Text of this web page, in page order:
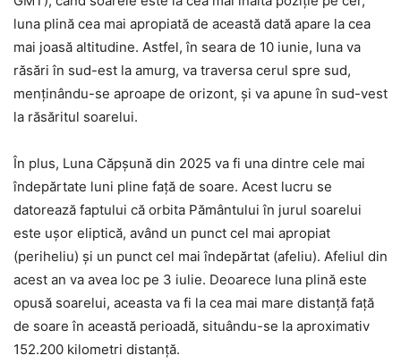
luna plină cea mai apropiată de această dată apare la cea
mai joasă altitudine. Astfel, în seara de 10 iunie, luna va
răsări în sud-est la amurg, va traversa cerul spre sud,
menținându-se aproape de orizont, și va apune în sud-vest
la răsăritul soarelui.
În plus, Luna Căpșună din 2025 va fi una dintre cele mai
îndepărtate luni pline față de soare. Acest lucru se
datorează faptului că orbita Pământului în jurul soarelui
este ușor eliptică, având un punct cel mai apropiat
(periheliu) și un punct cel mai îndepărtat (afeliu). Afeliul din
acest an va avea loc pe 3 iulie. Deoarece luna plină este
opusă soarelui, aceasta va fi la cea mai mare distanță față
de soare în această perioadă, situându-se la aproximativ
152.200 kilometri distanță.